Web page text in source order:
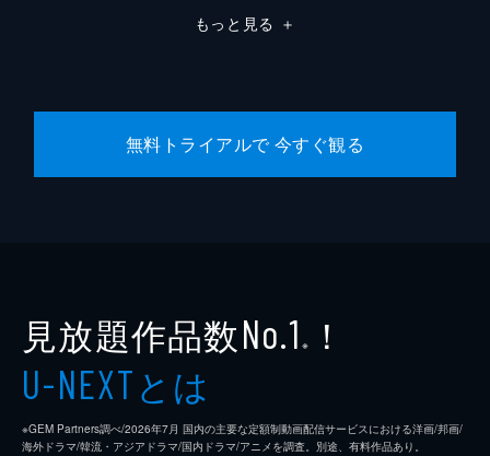
もっと見る ＋
無料トライアルで 今すぐ観る
見放題作品数No.1 ※ ！
U-NEXTとは
※GEM Partners調べ/2026年7⽉ 国内の主要な定額制動画配信サービスにおける洋画/邦画/
海外ドラマ/韓流・アジアドラマ/国内ドラマ/アニメを調査。別途、有料作品あり。